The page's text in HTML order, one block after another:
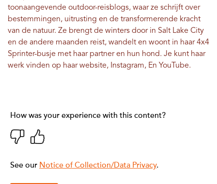
toonaangevende outdoor-reisblogs, waar ze schrijft over
bestemmingen, uitrusting en de transformerende kracht
van de natuur. Ze brengt de winters door in Salt Lake City
en de andere maanden reist, wandelt en woont in haar 4x4
Sprinter-busje met haar partner en hun hond. Je kunt haar
werk vinden op haarwebsite, Instagram, En YouTube.